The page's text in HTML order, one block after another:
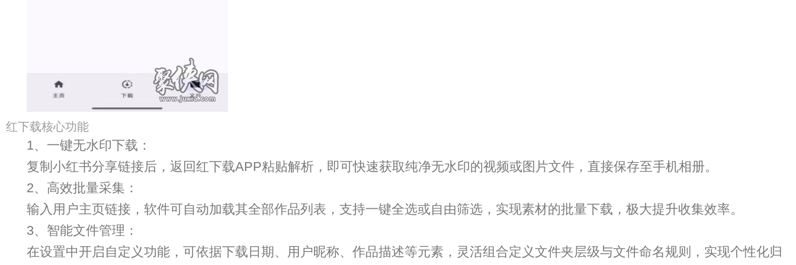
红下载核心功能
1、一键无水印下载：
复制小红书分享链接后，返回红下载APP粘贴解析，即可快速获取纯净无水印的视频或图片文件，直接保存至手机相册。
2、高效批量采集：
输入用户主页链接，软件可自动加载其全部作品列表，支持一键全选或自由筛选，实现素材的批量下载，极大提升收集效率。
3、智能文件管理：
在设置中开启自定义功能，可依据下载日期、用户昵称、作品描述等元素，灵活组合定义文件夹层级与文件命名规则，实现个性化归